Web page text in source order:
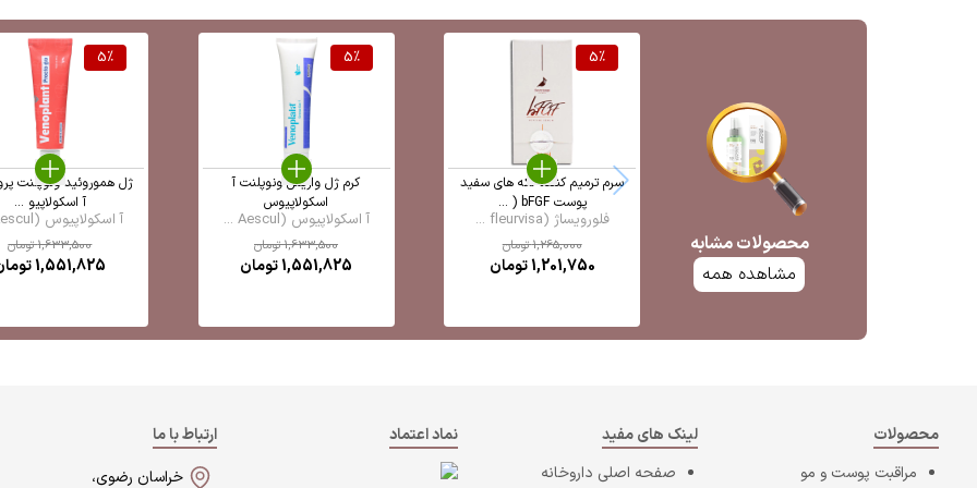
محصولات مشابه
مشاهده همه
5%
سرم ترمیم کننده لکه های سفید
پوست bFGF ( ...
فلورویساژ (fleurvisa ...
1,265,000تومان
1,201,750تومان
5%
کرم ژل واریس ونوپلنت آ
اسکولاپیوس
آ اسکولاپیوس (Aescul ...
1,633,500تومان
1,551,825تومان
5%
ژل هموروئید ونوپلنت
آ اسکولاپیو ...
آ اسکولاپیوس (Aescul ...
1,633,500تومان
1,551,825
محصولات
مراقبت پوست و مو
لینک های مفید
صفحه اصلی داروخانه
نماد اعتماد
ارتباط با ما
خراسان رضوی،